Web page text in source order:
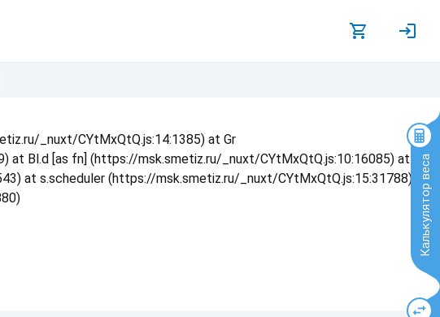
Калькулятор веса
_nuxt/CYtMxQtQ.js:14:1385) at Gr
Bl.d [as fn] (https://msk.smetiz.ru/_nuxt/CYtMxQtQ.js:10:16085) at
at s.scheduler (https://msk.smetiz.ru/_nuxt/CYtMxQtQ.js:15:31788) at